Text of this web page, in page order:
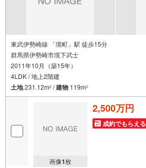
東武伊勢崎線 「境町」駅 徒歩15分
群馬県伊勢崎市境下武士
2011年10月（築15年）
4LDK / 地上2階建
土地231.12m2 /建物 119m2
画像1枚
2,500万円
成約でもらえる